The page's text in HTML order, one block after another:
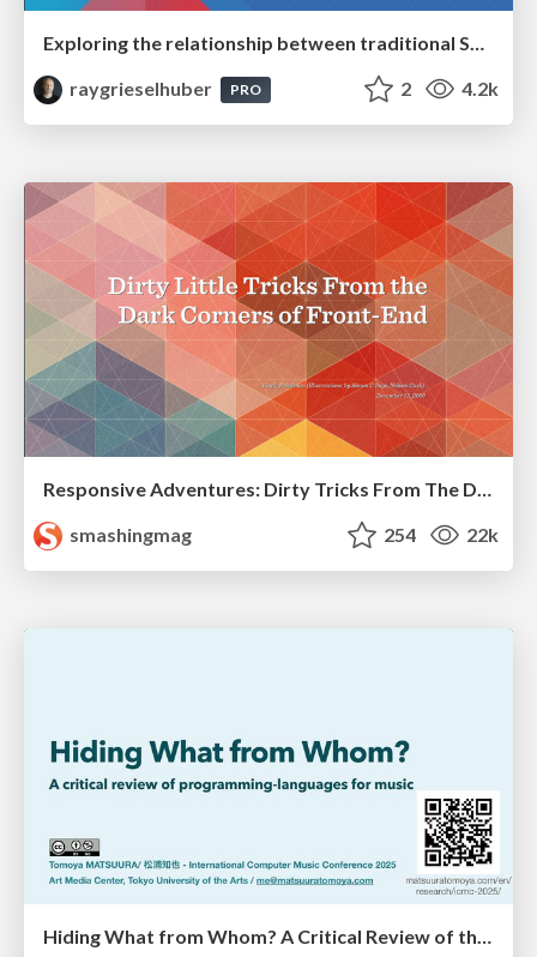
Exploring the relationship between traditional SERPs and Gen AI search
raygrieselhuber
PRO 2 4.2k
Responsive Adventures: Dirty Tricks From The Dark Corners of Front-End
smashingmag
254 22k
Hiding What from Whom? A Critical Review of the History of Programming languages for Music